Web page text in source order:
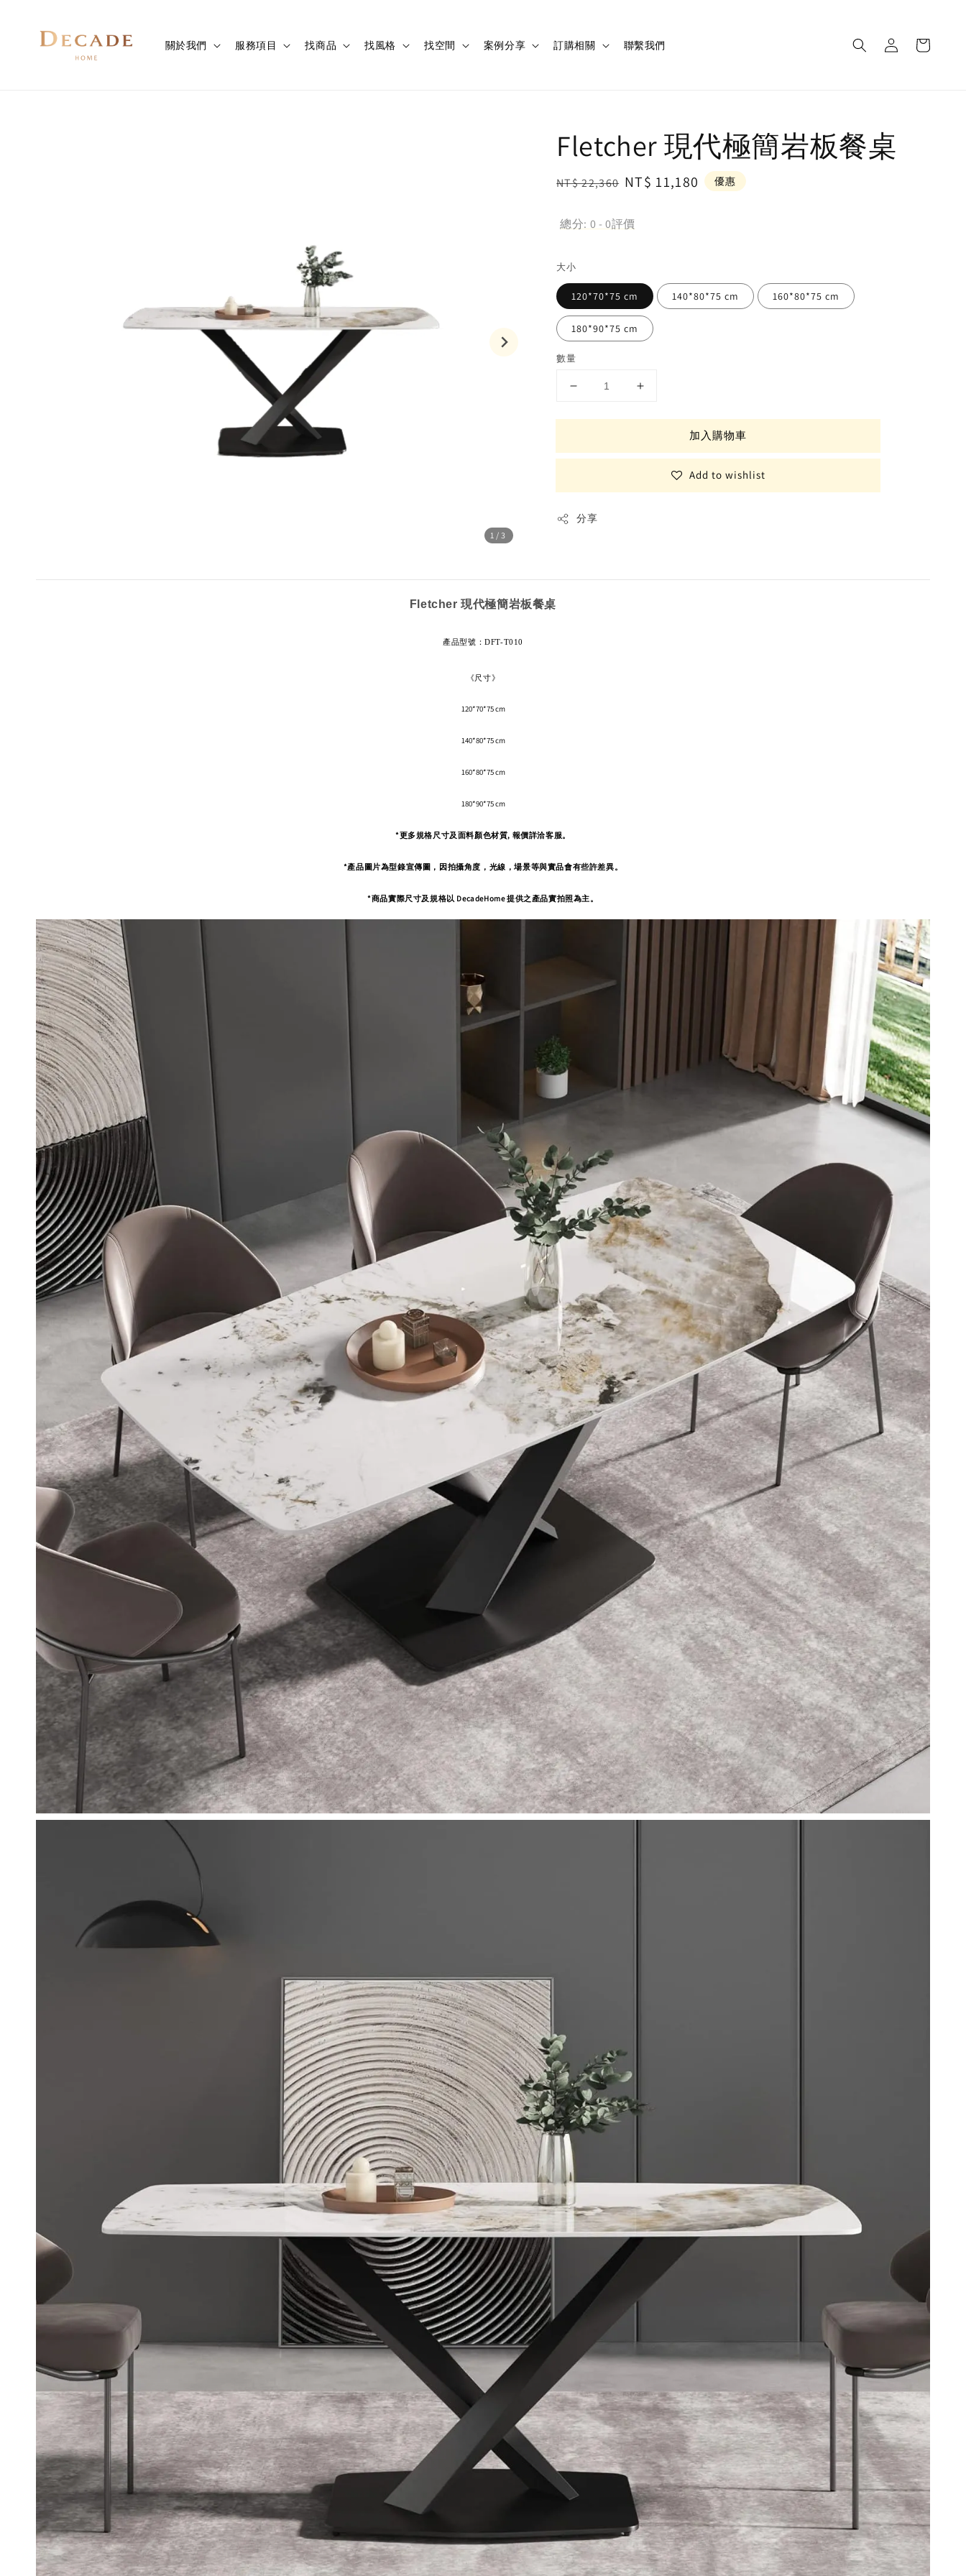
關於我們 服務項目 找商品 找風格 找空間 案例分享 訂購相關 聯繫我們
1 /3
Fletcher 現代極簡岩板餐桌
Regular
NT$ 22,360 Sale
NT$ 11,180 優惠
總分: 0 -0評價
大小
120*70*75 cm 140*80*75 cm 160*80*75 cm
180*90*75 cm
數量
加入購物車
Add to wishlist
分享
Fletcher 現代極簡岩板餐桌
產品型號 ：DFT-T010
《尺寸》
120*70*75 cm
140*80*75 cm
160*80*75 cm
180*90*75 cm
*更多規格尺寸及面料顏色材質, 報價詳洽客服。
*產品圖片為型錄宣傳圖，因拍攝角度， 光線，場景等與實品會有些許差異。
*商品實際尺寸及規格以 DecadeHome 提供之產品實拍照為主。